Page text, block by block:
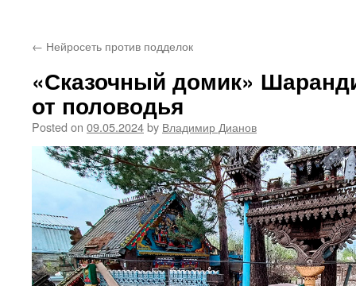
← Нейросеть против подделок
«Сказочный домик»
от половодья
Posted on 09.05.2024by Владимир Дианов